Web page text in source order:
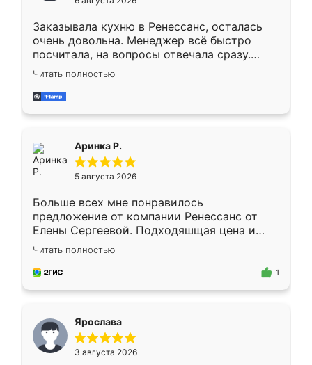
мебели буду заказывать только здесь.
Заказывала кухню в Ренессанс, осталась
очень довольна. Менеджер всё быстро
посчитала, на вопросы отвечала сразу.
Замерщик приехал в субботу, подошёл к
делу со всей ответственностью. Собрали
за день, ребята работали аккуратно, даже
Читать полностью
Аринка Р.
5 августа 2026
Больше всех мне понравилось
предложение от компании Ренессанс от
Елены Сергеевой. Подходяшщая цена и
короткие сроки изготовления. Приехавший
для замера сотрудник Владислав
предложил по моему эскизу самый
Читать полностью
1
Ярослава
3 августа 2026